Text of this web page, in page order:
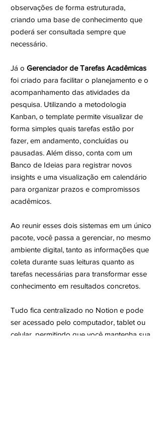
observações de forma estruturada,
criando uma base de conhecimento que
poderá ser consultada sempre que
necessário.
Já o Gerenciador de Tarefas Acadêmicas
foi criado para facilitar o planejamento e o
acompanhamento das atividades da
pesquisa. Utilizando a metodologia
Kanban, o template permite visualizar de
forma simples quais tarefas estão por
fazer, em andamento, concluídas ou
pausadas. Além disso, conta com um
Banco de Ideias para registrar novos
insights e uma visualização em calendário
para organizar prazos e compromissos
acadêmicos.
Ao reunir esses dois sistemas em um único
pacote, você passa a gerenciar, no mesmo
ambiente digital, tanto as informações que
coleta durante suas leituras quanto as
tarefas necessárias para transformar esse
conhecimento em resultados concretos.
Tudo fica centralizado no Notion e pode
ser acessado pelo computador, tablet ou
celular, permitindo que você mantenha sua